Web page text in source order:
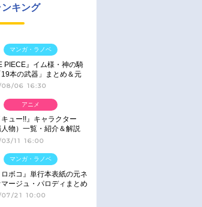
ンキング
PIECE』イム様・神の騎
本の武器」まとめ＆元
06 16:30
マンガ・ラノベ
キュー!!』キャラクター
人物）一覧・紹介＆解説
11 16:00
アニメ
ロボコ』単行本表紙の元ネ
ージュ・パロディまとめ
21 10:00
マンガ・ラノベ